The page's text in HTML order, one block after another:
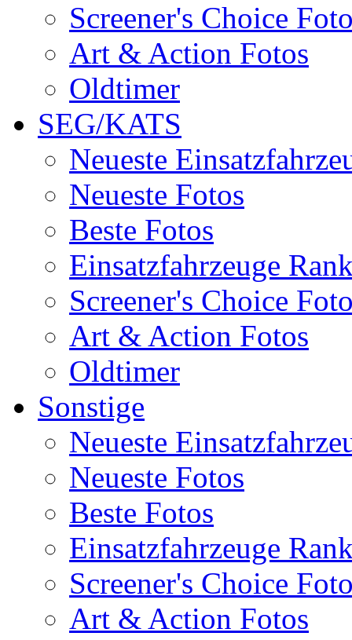
Screener's Choice
Art & Action Fotos
Oldtimer
SEG/KATS
Neueste
Neueste Fotos
Beste Fotos
Einsatzfahrzeuge
Screener's Choice
Art & Action Fotos
Oldtimer
Sonstige
Neueste
Neueste Fotos
Beste Fotos
Einsatzfahrzeuge
Screener's Choice
Art & Action Fotos